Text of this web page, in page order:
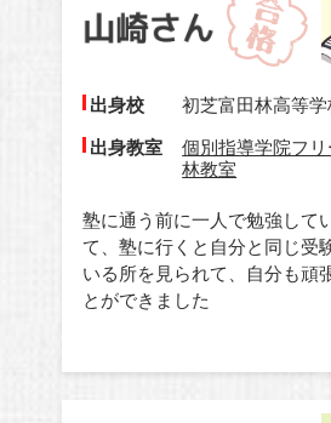
出身校 初芝富田林高等学
出身教室
個別指導学院フ
林教室
塾に通う前に一人で勉強して
て、塾に行くと自分と同じ受
いる所を見られて、自分も頑
とができました